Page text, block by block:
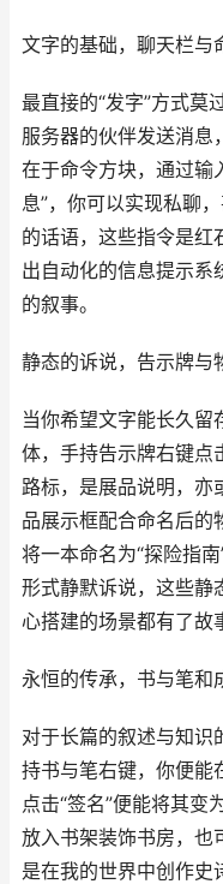
文字的基础，聊天栏与
最直接的“发字”方式莫
服务器的伙伴发送消息
在于命令方块，通过输
息”，你可以实现私聊
的话语，这些指令是红
出自动化的信息提示系
的叙事。
静态的诉说，告示牌与
当你希望文字能长久留
体，手持告示牌右键点
路标，是展品说明，亦
品展示框配合命名后的
将一本命名为“探险指
形式静默诉说，这些静
心搭建的场景都有了故
永恒的传承，书与笔和
对于长篇的叙述与知识
持书与笔右键，你便能
点击“签名”便能将其变
放入书架装饰书房，也
是在我的世界中创作史